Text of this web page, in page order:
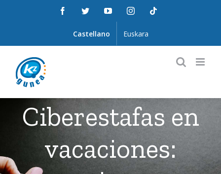
FacebookTwitterYouTubeInstagram
Castellano Euskara
Ciberestafas en
vacaciones: